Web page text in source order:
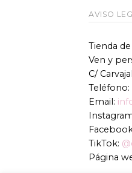
AVISO
Tienda
Ven y
C/
Teléfono:
Email:
TikTok:
Página